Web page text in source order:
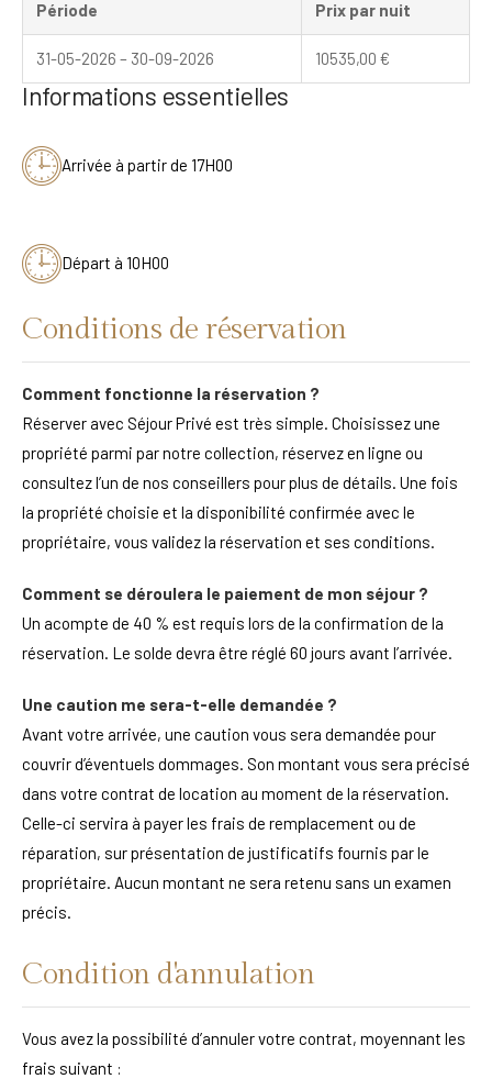
Période Prix par nuit
31-05-2026 – 30-09-2026 10535,00 €
Informations essentielles
Arrivée à partir de 17H00
Départ à 10H00
Conditions de réservation
Comment fonctionne la réservation ?
Réserver avec Séjour Privé est très simple. Choisissez une
propriété parmi par notre collection, réservez en ligne ou
consultez l’un de nos conseillers pour plus de détails. Une fois
la propriété choisie et la disponibilité confirmée avec le
propriétaire, vous validez la réservation et ses conditions.
Comment se déroulera le paiement de mon séjour ?
Un acompte de 40 % est requis lors de la confirmation de la
réservation. Le solde devra être réglé 60 jours avant l’arrivée.
Une caution me sera-t-elle demandée ?
Avant votre arrivée, une caution vous sera demandée pour
couvrir d’éventuels dommages. Son montant vous sera précisé
dans votre contrat de location au moment de la réservation.
Celle-ci servira à payer les frais de remplacement ou de
réparation, sur présentation de justificatifs fournis par le
propriétaire. Aucun montant ne sera retenu sans un examen
précis.
Condition d'annulation
Vous avez la possibilité d’annuler votre contrat, moyennant les
frais suivant :